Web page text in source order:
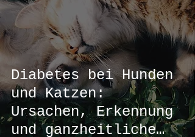
Diabetes bei Hunden
und Katzen:
Ursachen, Erkennung
und ganzheitliche